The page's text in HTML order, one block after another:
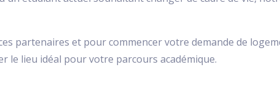
partenaires et pour commencer votre demande de
le lieu idéal pour votre parcours académique.